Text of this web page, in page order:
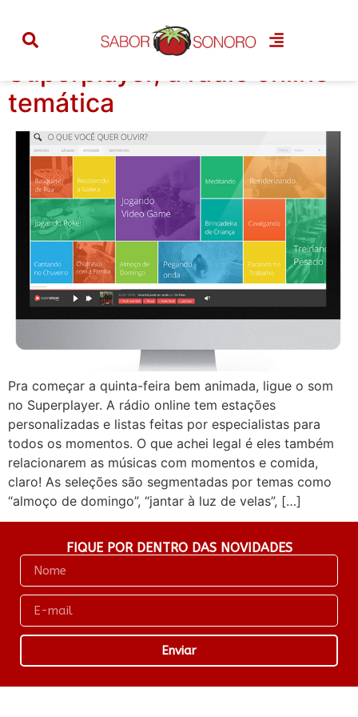
Tag: trilha sonora
Superplayer, a rádio online
temática
Pra começar a quinta-feira bem animada, ligue o som
no Superplayer. A rádio online tem estações
personalizadas e listas feitas por especialistas para
todos os momentos. O que achei legal é eles também
relacionarem as músicas com momentos e comida,
claro! As seleções são segmentadas por temas como
“almoço de domingo”, “jantar à luz de velas”, […]
FIQUE POR DENTRO DAS NOVIDADES
Enviar